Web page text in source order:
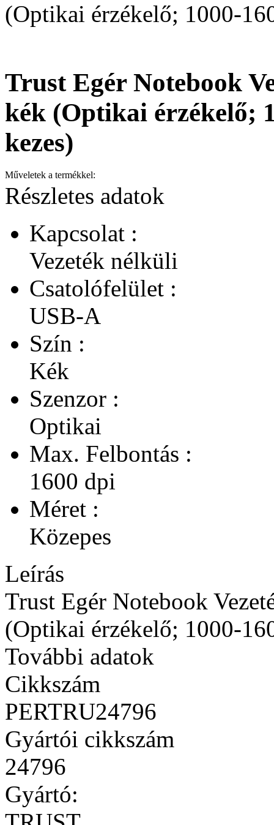
(Optikai érzékelő; 1000-
Trust Egér Notebook
kék (Optikai érzékelő;
kezes)
Műveletek a termékkel:
Részletes adatok
Kapcsolat :
Vezeték nélküli
Csatolófelület :
USB-A
Szín :
Kék
Szenzor :
Optikai
Max. Felbontás :
1600 dpi
Méret :
Közepes
Leírás
Trust Egér Notebook
(Optikai érzékelő; 1000-
További adatok
Cikkszám
PERTRU24796
Gyártói cikkszám
24796
Gyártó: